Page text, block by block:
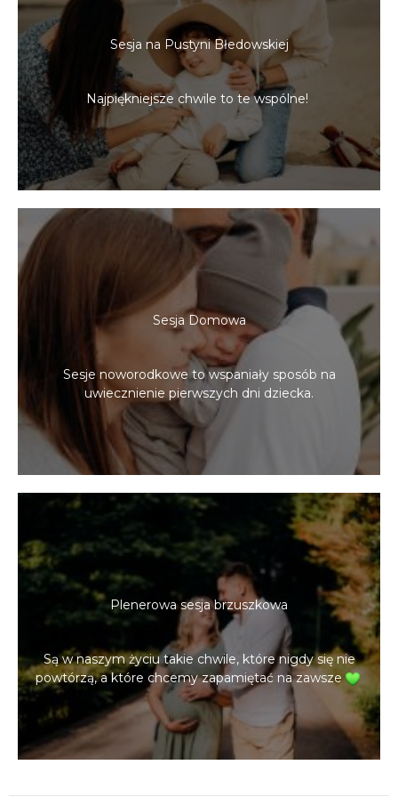
Sesja na Pustyni Błedowskiej
Najpiękniejsze chwile to te wspólne!
Sesja Domowa
Sesje noworodkowe to wspaniały sposób na
uwiecznienie pierwszych dni dziecka.
Plenerowa sesja brzuszkowa
Są w naszym życiu takie chwile, które nigdy się nie
powtórzą, a które chcemy zapamiętać na zawsze